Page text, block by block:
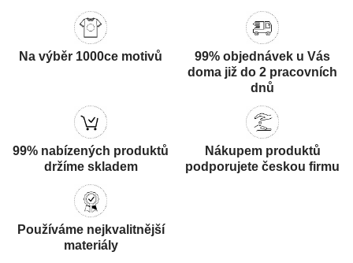
Na výběr 1000ce motivů
99% objednávek u Vás
doma již do 2 pracovních
dnů
99% nabízených produktů
držíme skladem
Nákupem produktů
podporujete českou firmu
Používáme nejkvalitnější
materiály